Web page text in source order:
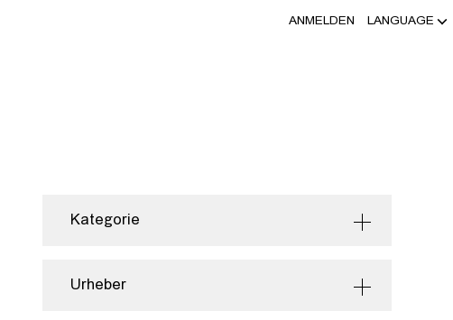
ANMELDEN LANGUAGE
Kategorie
Urheber